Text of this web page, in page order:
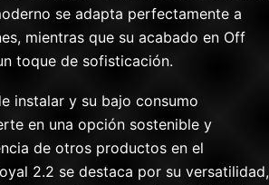
se adapta perfectamente a
mientras que su acabado en Off
toque de sofisticación.
instalar y su bajo consumo
en una opción sostenible y
de otros productos en el
2.2 se destaca por su versatilidad,